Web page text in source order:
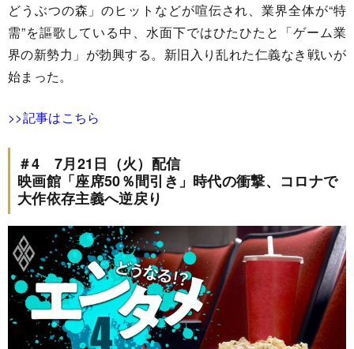
どうぶつの森」のヒットなどが喧伝され、業界全体が“特
需”を謳歌している中、水面下ではひたひたと「ゲーム業
界の新勢力」が勃興する。新旧入り乱れた仁義なき戦いが
始まった。
>>記事はこちら
＃4 7月21日（火）配信
映画館「座席50％間引き」時代の衝撃、コロナで
大作依存主義へ逆戻り